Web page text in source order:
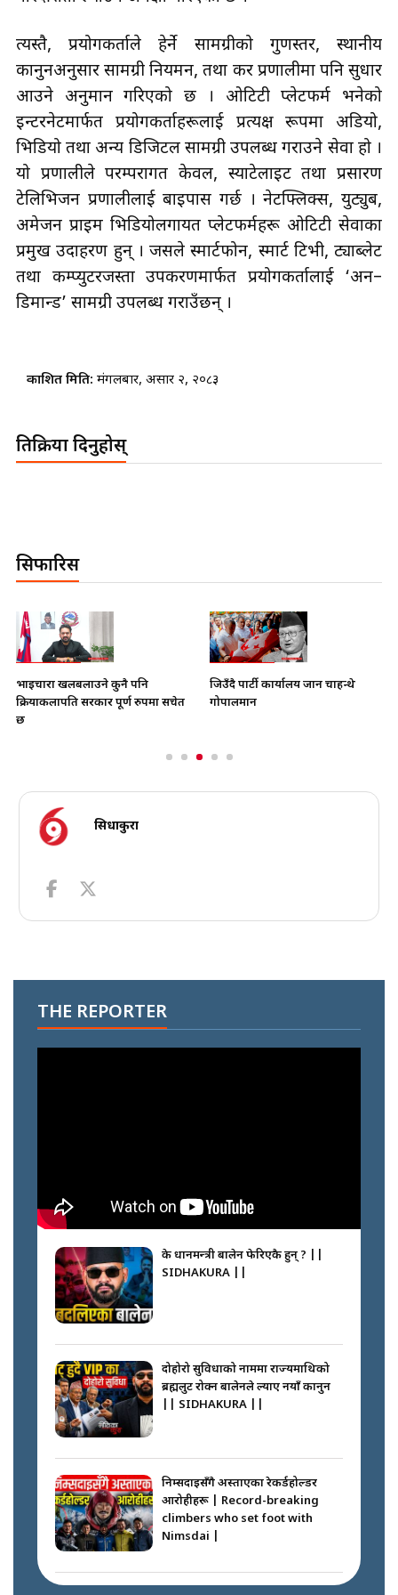
त्यस्तै, प्रयोगकर्ताले हेर्ने सामग्रीको गुणस्तर, स्थानीय
कानुनअनुसार सामग्री नियमन, तथा कर प्रणालीमा पनि सुधार
आउने अनुमान गरिएको छ । ओटिटी प्लेटफर्म भनेको
इन्टरनेटमार्फत प्रयोगकर्ताहरूलाई प्रत्यक्ष रूपमा अडियो,
भिडियो तथा अन्य डिजिटल सामग्री उपलब्ध गराउने सेवा हो ।
यो प्रणालीले परम्परागत केवल, स्याटेलाइट तथा प्रसारण
टेलिभिजन प्रणालीलाई बाइपास गर्छ । नेटफ्लिक्स, युट्युब,
अमेजन प्राइम भिडियोलगायत प्लेटफर्महरू ओटिटी सेवाका
प्रमुख उदाहरण हुन् । जसले स्मार्टफोन, स्मार्ट टिभी, ट्याब्लेट
तथा कम्प्युटरजस्ता उपकरणमार्फत प्रयोगकर्तालाई ‘अन–
डिमान्ड’ सामग्री उपलब्ध गराउँछन् ।
प्रकाशित मिति: मंगलबार, असार २, २०८३
प्रतिक्रिया दिनुहोस्
सिफारिस
भाइचारा खलबलाउने कुनै पनि
क्रियाकलापप्रति सरकार पूर्ण रुपमा सचेत
छ
जिउँदै पार्टी कार्यालय जान चाहन्थे
गोपालमान
सिधाकुरा
THE REPORTER
के प्रधानमन्त्री बालेन फेरिएकै हुन् ? ||
SIDHAKURA ||
दोहोरो सुविधाको नाममा राज्यमाथिको
ब्रह्मलुट रोक्न बालेनले ल्याए नयाँ कानुन
|| SIDHAKURA ||
निम्सदाइसँगै अस्ताएका रेकर्डहोल्डर
आरोहीहरू | Record-breaking
climbers who set foot with
Nimsdai |